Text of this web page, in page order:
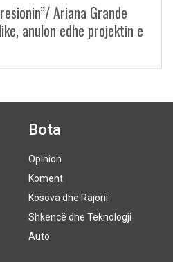
Ariana Grande
anulon edhe projektin e
Bota
Opinion
Koment
Kosova dhe Rajoni
Shkencë dhe Teknologji
Auto